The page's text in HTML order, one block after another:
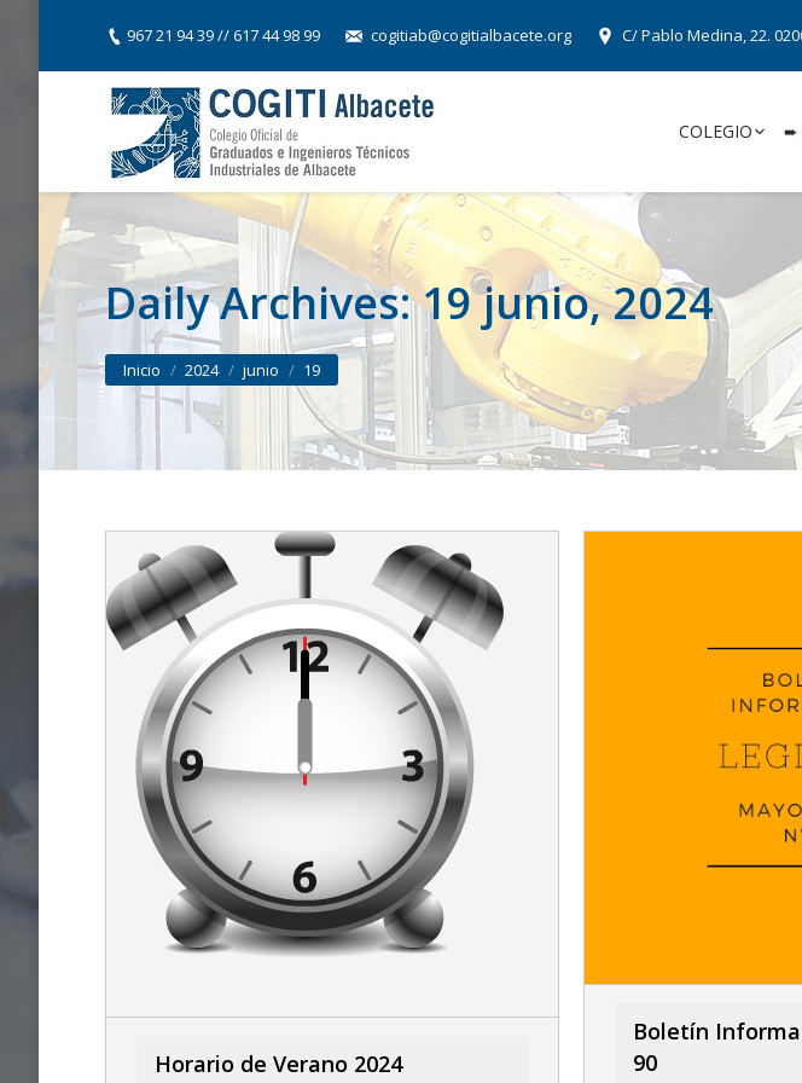
967 21 94 39 // 617 44 98 99 cogitiab@cogitialbacete.org C/ Pablo Medina, 22.
COLEGIO ➨
Daily Archives:19 junio, 2024
You are here:
Inicio 2024 junio 19
Horario de Verano 2024
Boletín
90